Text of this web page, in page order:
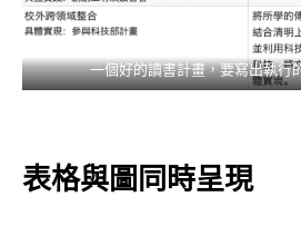
一個好的讀書計畫，要寫出執行
表格與圖同時呈現